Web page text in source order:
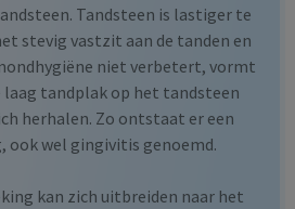
Tandsteen is lastiger te
stevig vastzit aan de tanden en
niet verbetert, vormt
laag tandplak op het tandsteen
herhalen. Zo ontstaat er een
ook wel gingivitis genoemd.
kan zich uitbreiden naar het